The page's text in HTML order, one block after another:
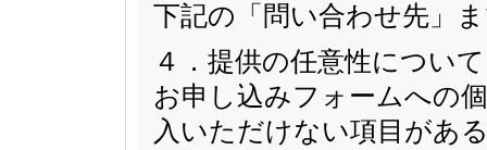
下記の「問い合わせ先」
４．提供の任意性について
お申し込みフォームへの
入いただけない項目があ